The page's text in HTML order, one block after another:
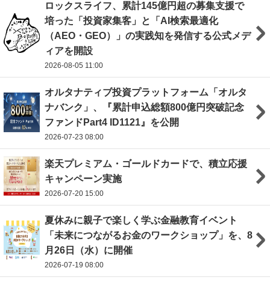
ロックスライフ、累計145億円超の募集支援で
培った「投資家集客」と「AI検索最適化
（AEO・GEO）」の実践知を発信する公式メデ
ィアを開設
2026-08-05 11:00
オルタナティブ投資プラットフォーム「オルタ
ナバンク」、『累計申込総額800億円突破記念
ファンドPart4 ID1121』を公開
2026-07-23 08:00
楽天プレミアム・ゴールドカードで、積立応援
キャンペーン実施
2026-07-20 15:00
夏休みに親子で楽しく学ぶ金融教育イベント
「未来につながるお金のワークショップ」を、8
月26日（水）に開催
2026-07-19 08:00